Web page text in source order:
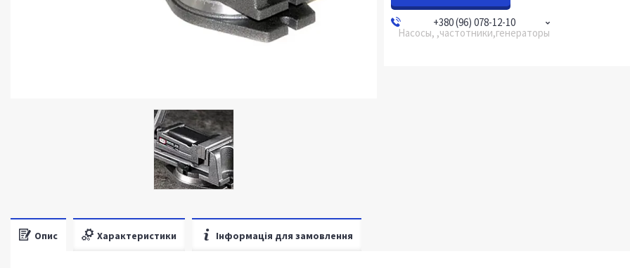
+380 (96) 078-12-10
Насосы, ,частотники,генераторы
Опис Характеристики Інформація для замовлення